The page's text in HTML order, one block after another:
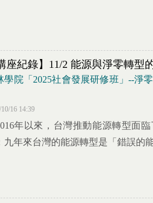
座紀錄】11/2 能源與淨零轉型
學院「2025社會發展研修班」--淨
16 14:39
年以來，台灣推動能源轉型面
九年來台灣的能源轉型是「錯誤的